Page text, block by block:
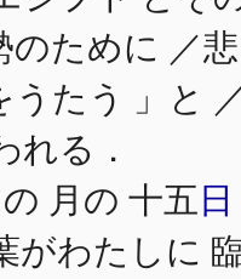
のために ／
うたう 」と
れる．
月の 十五 日
がわたしに